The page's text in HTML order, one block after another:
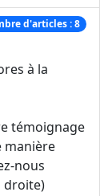
d'articles : 8
à la
témoignage
manière
nous
droite)